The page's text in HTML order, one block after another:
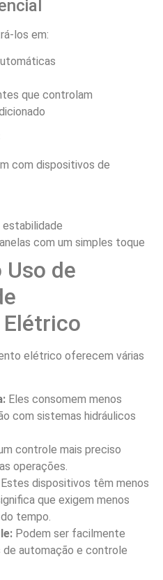
los em:
que controlam
com dispositivos de
com um simples toque
de
elétrico oferecem várias
Eles consomem menos
com sistemas hidráulicos
controle mais preciso
operações.
Estes dispositivos têm menos
que exigem menos
tempo.
Podem ser facilmente
automação e controle